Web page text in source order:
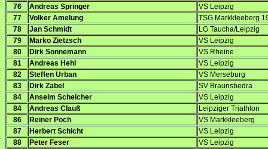
76
Andreas Springer
VS Leipzig
77
Volker Amelung
TSG Markkleeberg
78
Jan Schmidt
LG Taucha/Leipzig
79
Marko Zietzsch
VS Leipzig
80
Dirk Sonnemann
VS Rheine
81
Andreas Hehl
VS Leipzig
82
Steffen Urban
VS Merseburg
83
Dirk Zabel
SV Braunsbedra
84
Anselm Schelcher
VS Leipzig
84
Andreas Clauß
Leipziger Triathlon
86
Reiner Poch
VS Markkleeberg
87
Herbert Schicht
VS Leipzig
88
Peter Feser
VS Leipzig